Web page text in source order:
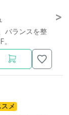
バランスを整
メ